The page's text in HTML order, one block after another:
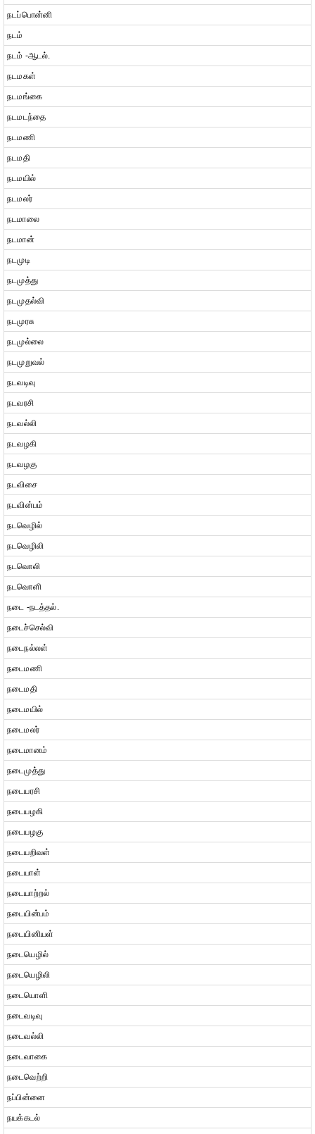
நடப்பொன்னி
நடம்
நடம் -ஆடல்.
நடமகள்
நடமங்கை
நடமடந்தை
நடமணி
நடமதி
நடமயில்
நடமலர்
நடமாலை
நடமான்
நடமுடி
நடமுத்து
நடமுதல்வி
நடமுரசு
நடமுல்லை
நடமுறுவல்
நடவடிவு
நடவரசி
நடவல்லி
நடவழகி
நடவழகு
நடவிசை
நடவின்பம்
நடவெழில்
நடவெழிலி
நடவொலி
நடவொளி
நடை -நடத்தல்.
நடைச்செல்வி
நடைநல்லள்
நடைமணி
நடைமதி
நடைமயில்
நடைமலர்
நடைமானம்
நடைமுத்து
நடையரசி
நடையழகி
நடையழகு
நடையறிவள்
நடையாள்
நடையாற்றல்
நடையின்பம்
நடையினியள்
நடையெழில்
நடையெழிலி
நடையொளி
நடைவடிவு
நடைவல்லி
நடைவாகை
நடைவெற்றி
நப்பின்னை
நயக்கடல்